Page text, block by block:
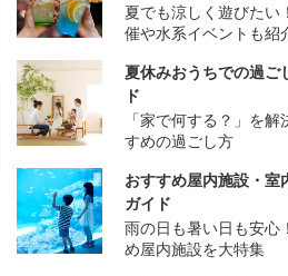
夏でも涼しく遊びたい
催や水系イベントも紹
夏休みおうちでの過ご
ド
「家で何する？」を解
すめの過ごし方
おすすめ屋内施設・室
ガイド
雨の日も暑い日も安心
め屋内施設を大特集